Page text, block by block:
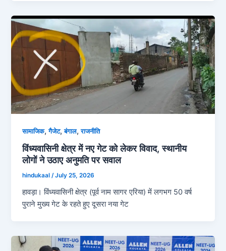
सामाजिक,गैजेट,बंगाल,राजनीति
विंध्यवासिनी क्षेत्र में नए गेट को लेकर विवाद, स्थानीय
लोगों ने उठाए अनुमति पर सवाल
hindukaal/July 25, 2026
हावड़ा। विंध्यवासिनी क्षेत्र (पूर्व नाम सागर एरिया) में लगभग 50 वर्ष
पुराने मुख्य गेट के रहते हुए दूसरा नया गेट